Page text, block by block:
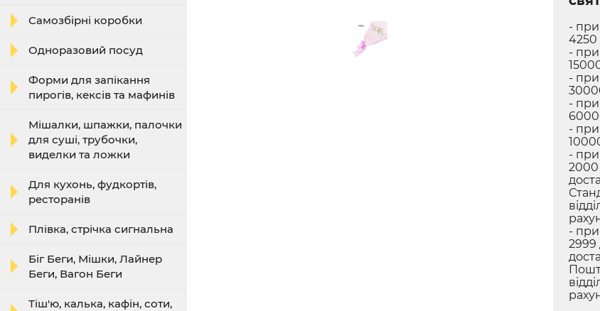
Самозбірні коробки
Одноразовий посуд
Форми для запікання
пирогів, кексів та мафинів
Мішалки, шпажки, палочки
для суші, трубочки,
виделки та ложки
Для кухонь, фудкортів,
ресторанів
Плівка, стрічка сигнальна
Біг Беги, Мішки, Лайнер
Беги, Вагон Беги
Тіш'ю, калька, кафін, соти,
- при
4250
- при
- при
- при
- при
- при
2000
- при
2999